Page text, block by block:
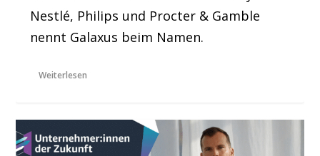
Nestlé, Philips und Procter & Gamble
nennt Galaxus beim Namen.
Weiterlesen